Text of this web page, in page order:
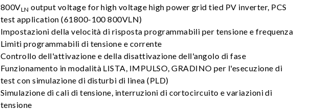
800VLN output voltage for high voltage high power grid tied PV inverter, PCS
test application (61800-100 800VLN)
Impostazioni della velocità di risposta programmabili per tensione e frequenza
Limiti programmabili di tensione e corrente
Controllo dell'attivazione e della disattivazione dell'angolo di fase
Funzionamento in modalità LISTA, IMPULSO, GRADINO per l'esecuzione di
test con simulazione di disturbi di linea (PLD)
Simulazione di cali di tensione, interruzioni di cortocircuito e variazioni di
tensione